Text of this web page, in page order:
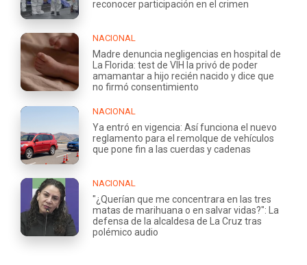
reconocer participación en el crimen
NACIONAL
Madre denuncia negligencias en hospital de
La Florida: test de VIH la privó de poder
amamantar a hijo recién nacido y dice que
no firmó consentimiento
NACIONAL
Ya entró en vigencia: Así funciona el nuevo
reglamento para el remolque de vehículos
que pone fin a las cuerdas y cadenas
NACIONAL
"¿Querían que me concentrara en las tres
matas de marihuana o en salvar vidas?": La
defensa de la alcaldesa de La Cruz tras
polémico audio